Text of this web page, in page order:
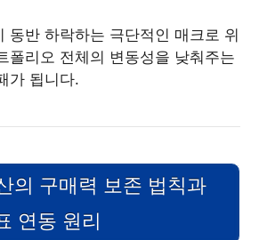
동반 하락하는 극단적인 매크로 위
폴리오 전체의 변동성을 낮춰주는
가 됩니다.
의 구매력 보존 법칙과
연동 원리